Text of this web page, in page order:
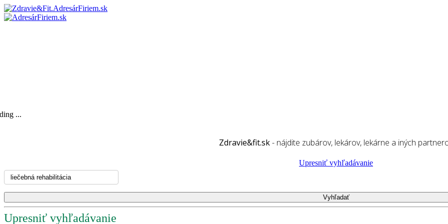
...
Zdravie&fit.sk- nájdite zubárov, lekárov, lekárne a iných
Upresniť vyhľadávanie
Upresniť vyhľadávanie